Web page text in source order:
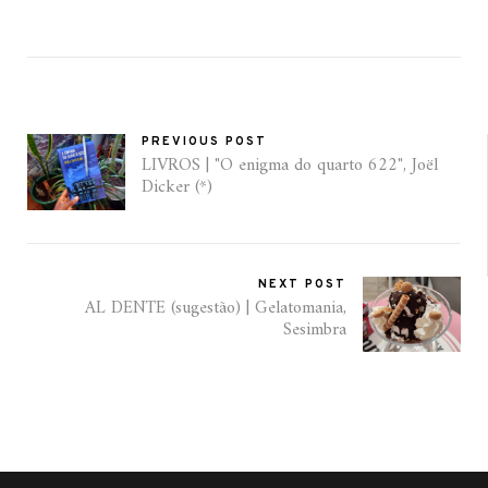
PREVIOUS POST
LIVROS | "O enigma do quarto 622", Joël
Dicker (*)
NEXT POST
AL DENTE (sugestão) | Gelatomania,
Sesimbra